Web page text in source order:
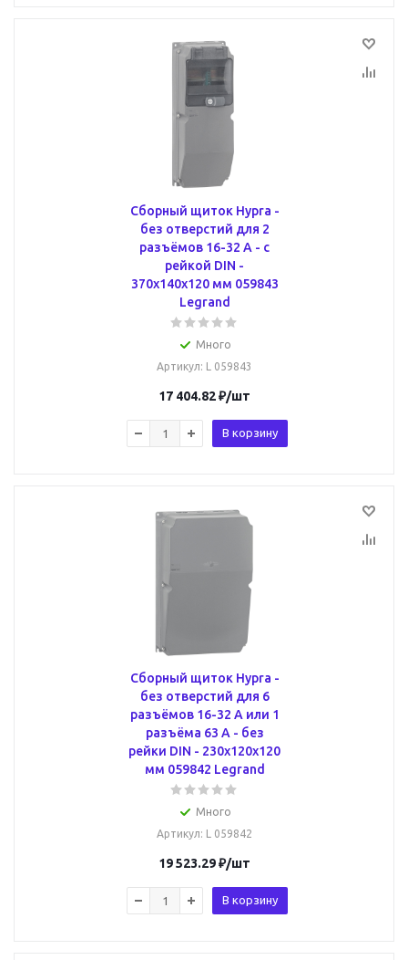
Сборный щиток Hypra -
без отверстий для 2
разъёмов 16-32 А - с
рейкой DIN -
370x140x120 мм 059843
Legrand
Много
Артикул: L 059843
17 404.82₽/шт
В корзину
Сборный щиток Hypra -
без отверстий для 6
разъёмов 16-32 А или 1
разъёма 63 А - без
рейки DIN - 230x120x120
мм 059842 Legrand
Много
Артикул: L 059842
19 523.29₽/шт
В корзину